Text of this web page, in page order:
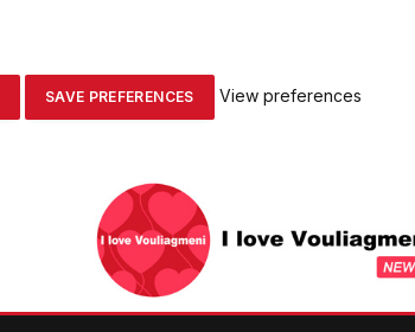
SAVE PREFERENCES
View preferences